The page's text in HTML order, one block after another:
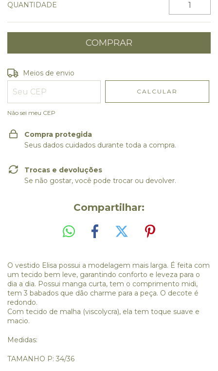
QUANTIDADE
Entregas para o CEP:
Meios de envio
CALCULAR
Não sei meu CEP
Compra protegida
Seus dados cuidados durante toda a compra.
Trocas e devoluções
Se não gostar, você pode trocar ou devolver.
Compartilhar:
O vestido Elisa possui a modelagem mais larga. É feita com
um tecido bem leve, garantindo conforto e leveza para o
dia a dia. Possui manga curta, tem o comprimento midi,
tem 3 babados que dão charme para a peça. O decote é
redondo.
Com tecido de malha (viscolycra), ela tem toque suave e
macio.
Medidas:
TAMANHO P: 34/36